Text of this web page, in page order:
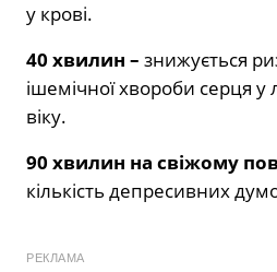
у крові.
40 хвилин – знижується
ішемічної хвороби серця
віку.
90 хвилин на свіжому
кількість депресивних
РЕКЛАМА